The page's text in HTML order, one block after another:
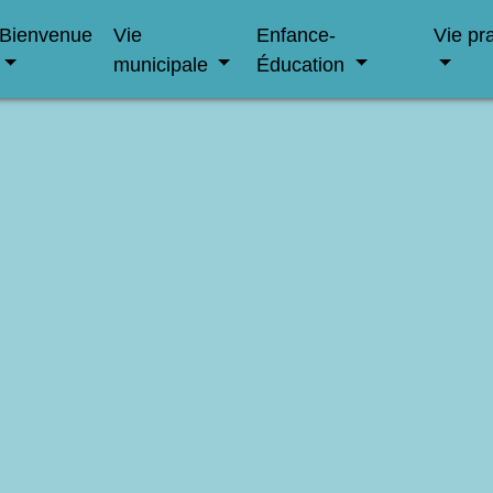
Bienvenue
Vie
municipale
Enfance-
Éducation
Vie